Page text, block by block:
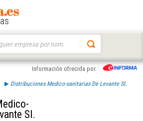
Información ofrecida por
Distribuciones Medico-sanitarias De Levante Sl.
Sl.